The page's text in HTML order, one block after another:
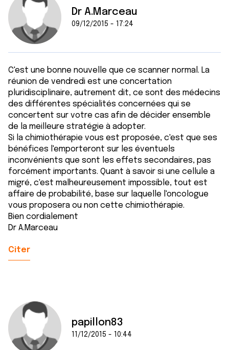
Dr A.Marceau
09/12/2015 - 17:24
C'est une bonne nouvelle que ce scanner normal. La
réunion de vendredi est une concertation
pluridisciplinaire, autrement dit, ce sont des médecins
des différentes spécialités concernées qui se
concertent sur votre cas afin de décider ensemble
de la meilleure stratégie à adopter.
Si la chimiothérapie vous est proposée, c'est que ses
bénéfices l'emporteront sur les éventuels
inconvénients que sont les effets secondaires, pas
forcément importants. Quant à savoir si une cellule a
migré, c'est malheureusement impossible, tout est
affaire de probabilité, base sur laquelle l'oncologue
vous proposera ou non cette chimiothérapie.
Bien cordialement
Dr A.Marceau
Citer
papillon83
11/12/2015 - 10:44